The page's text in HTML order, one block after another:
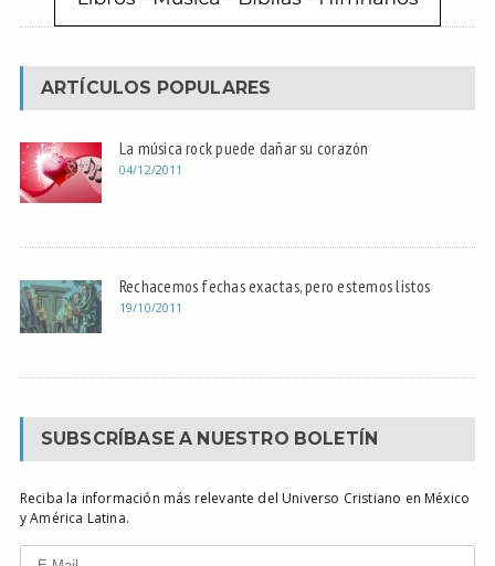
ARTÍCULOS POPULARES
La música rock puede dañar su corazón
04/12/2011
Rechacemos fechas exactas, pero estemos listos
19/10/2011
SUBSCRÍBASE A NUESTRO BOLETÍN
Reciba la información más relevante del Universo Cristiano en México
y América Latina.